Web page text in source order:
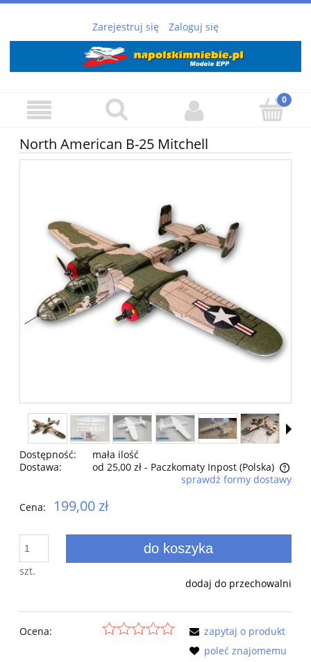
Zarejestruj się Zaloguj się
North American B-25 Mitchell
Dostępność:
mała ilość
Dostawa:
od 25,00 zł - Paczkomaty Inpost (Polska)
Cena nie zawiera ewentualnych kosztów płatności
sprawdź formy dostawy
Cena: 199,00 zł
szt.
do koszyka
dodaj do przechowalni
Ocena:
zapytaj o produkt
poleć znajomemu